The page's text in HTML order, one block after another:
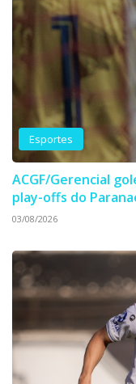
Esportes
ACGF/Gerencial
play-offs do
03/08/2026